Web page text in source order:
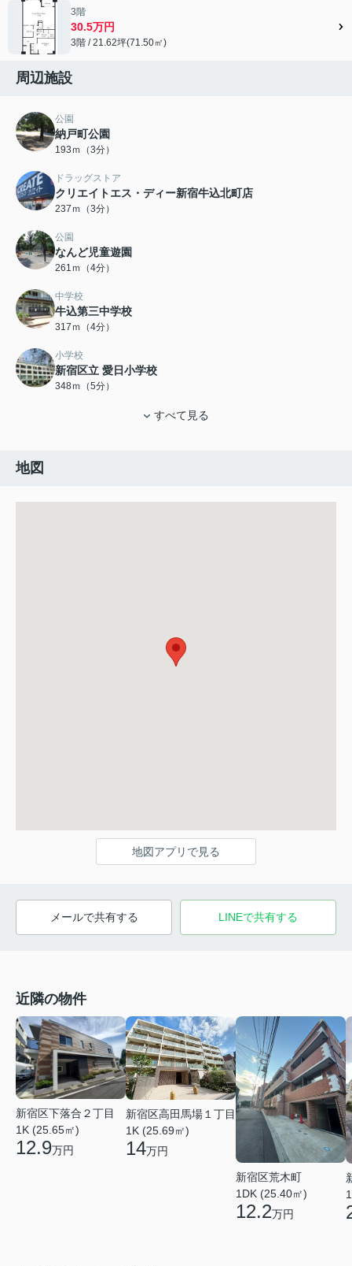
3階
30.5万円
3階 / 21.62坪(71.50㎡)
周辺施設
公園
納戸町公園
193ｍ（3分）
ドラッグストア
クリエイトエス・ディー新宿牛込北町店
237ｍ（3分）
公園
なんど児童遊園
261ｍ（4分）
中学校
牛込第三中学校
317ｍ（4分）
小学校
新宿区立 愛日小学校
348ｍ（5分）
すべて見る
地図
地図アプリで見る
メールで共有する LINEで共有する
近隣の物件
新宿区下落合２丁目
1K (25.65㎡)
12.9万円
新宿区高田馬場１丁目
1K (25.69㎡)
14万円
新宿区荒木町
1DK (25.40㎡)
12.2万円